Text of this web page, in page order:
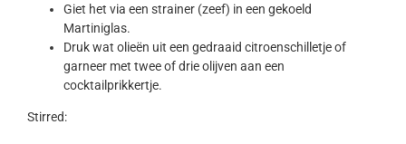
Giet het via een strainer (zeef) in een gekoeld
Martiniglas.
Druk wat olieën uit een gedraaid citroenschilletje of
garneer met twee of drie olijven aan een
cocktailprikkertje.
Stirred: